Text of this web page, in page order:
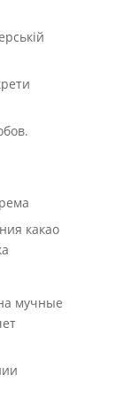
какао
мучные